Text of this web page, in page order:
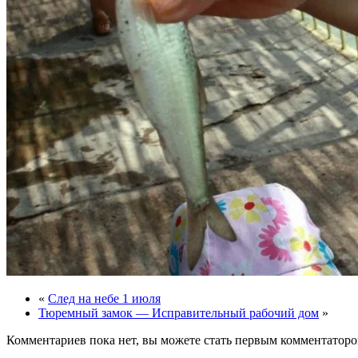
« След на небе 1 июля
Тюремный замок — Исправительный рабочий дом »
Комментариев пока нет, вы можете стать первым